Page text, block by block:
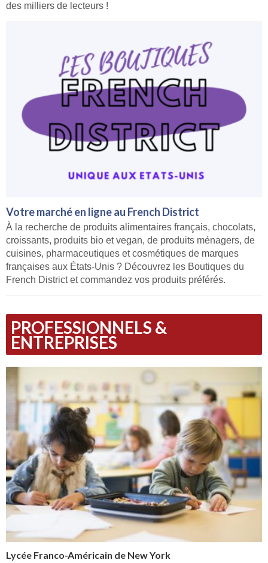
des milliers de lecteurs !
Votre marché en ligne au French District
À la recherche de produits alimentaires français, chocolats,
croissants, produits bio et vegan, de produits ménagers, de
cuisines, pharmaceutiques et cosmétiques de marques
françaises aux États-Unis ? Découvrez les Boutiques du
French District et commandez vos produits préférés.
PROFESSIONNELS &
ENTREPRISES
Lycée Franco-Américain de New York